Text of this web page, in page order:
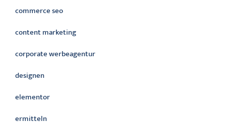
commerce seo
content marketing
corporate werbeagentur
designen
elementor
ermitteln